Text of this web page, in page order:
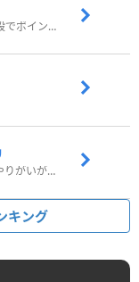
歩いたりアンケート回答など幅広い手段でポイントをゲット
ペットを育ってポイ活しよう！可愛くやりがいがある新感覚アプリ
キング